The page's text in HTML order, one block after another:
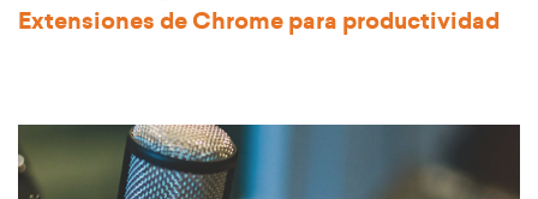
Extensiones de Chrome para productividad